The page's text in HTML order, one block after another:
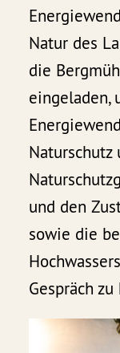
Natur des
die
eingeladen,
Naturschutz
und den
sowie die
Gespräch